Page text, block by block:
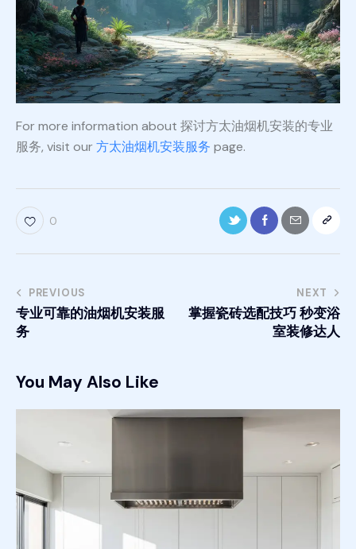
For more information about 探讨方太油烟机安装的专业
服务, visit our方太油烟机安装服务 page.
0
PREVIOUS
专业可靠的油烟机安装服
务
NEXT
掌握瓷砖选配技巧 秒变浴
室装修达人
You May Also Like